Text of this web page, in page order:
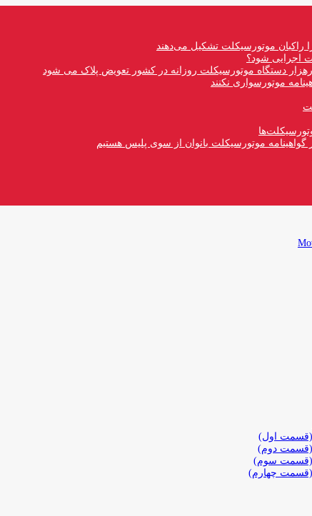
اجرایی شود؟
دستگاه موتورسیکلت روزانه در کشور تعویض پلاک می شود
موتورسواری نکنند
موتورسیکلت بانوان از سوی پلیس هستیم
(قسمت اول)
(قسمت دوم)
(قسمت سوم)
(قسمت چهارم)